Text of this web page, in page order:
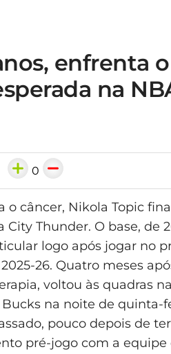
enfrenta
na
0
câncer, Nikola Topic
Thunder. O base, de
logo após jogar no
26. Quatro meses
voltou às quadras
na noite de quinta-
pouco depois de
pré-jogo com a equipe